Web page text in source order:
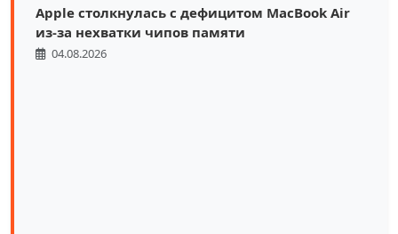
Apple столкнулась с дефицитом MacBook Air
из-за нехватки чипов памяти
04.08.2026